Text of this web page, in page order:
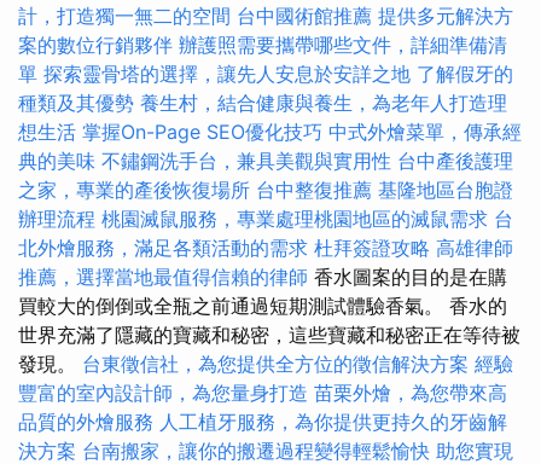
計，打造獨一無二的空間 台中國術館推薦 提供多元解決方
案的數位行銷夥伴 辦護照需要攜帶哪些文件，詳細準備清
單 探索靈骨塔的選擇，讓先人安息於安詳之地 了解假牙的
種類及其優勢 養生村，結合健康與養生，為老年人打造理
想生活 掌握On-Page SEO優化技巧 中式外燴菜單，傳承經
典的美味 不鏽鋼洗手台，兼具美觀與實用性 台中產後護理
之家，專業的產後恢復場所 台中整復推薦 基隆地區台胞證
辦理流程 桃園滅鼠服務，專業處理桃園地區的滅鼠需求 台
北外燴服務，滿足各類活動的需求 杜拜簽證攻略 高雄律師
推薦，選擇當地最值得信賴的律師 香水圖案的目的是在購
買較大的倒倒或全瓶之前通過短期測試體驗香氣。 香水的
世界充滿了隱藏的寶藏和秘密，這些寶藏和秘密正在等待被
發現。 台東徵信社，為您提供全方位的徵信解決方案 經驗
豐富的室內設計師，為您量身打造 苗栗外燴，為您帶來高
品質的外燴服務 人工植牙服務，為你提供更持久的牙齒解
決方案 台南搬家，讓你的搬遷過程變得輕鬆愉快 助您實現